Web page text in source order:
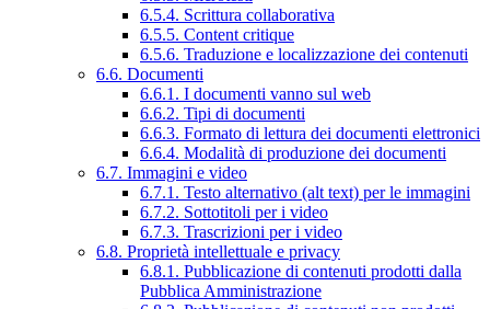
6.5.4. Scrittura collaborativa
6.5.5. Content critique
6.5.6. Traduzione e localizzazione dei contenuti
6.6. Documenti
6.6.1. I documenti vanno sul web
6.6.2. Tipi di documenti
6.6.3. Formato di lettura dei documenti elettronici
6.6.4. Modalità di produzione dei documenti
6.7. Immagini e video
6.7.1. Testo alternativo (alt text) per le immagini
6.7.2. Sottotitoli per i video
6.7.3. Trascrizioni per i video
6.8. Proprietà intellettuale e privacy
6.8.1. Pubblicazione di contenuti prodotti dalla
Pubblica Amministrazione